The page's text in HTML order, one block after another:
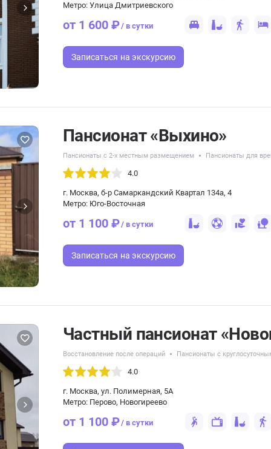
Метро: Улица Дмитриевского
от 1 600 ₽/ в сутки
Записаться на экскурсию
Пансионат «Выхино»
Пансионаты с 2-х местным размещением Пансионаты для
4.0
г. Москва, б-р Самаркандский Квартал 134а, 4
Метро: Юго-Восточная
от 1 100 ₽/ в сутки
Записаться на экскурсию
Частный пансионат
Восстановление после операций Пансионаты с
4.0
г. Москва, ул. Полимерная, 5А
Метро: Перово, Новогиреево
от 1 100 ₽/ в сутки